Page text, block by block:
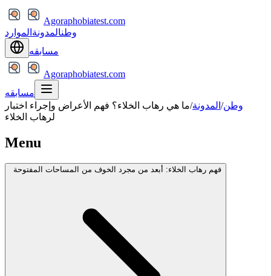
Agoraphobiatest.com
وطنالمدونة الموارد
مسابقه
Agoraphobiatest.com
مسابقه
وطن/ المدونة/ما هي رهاب الخلاء؟ فهم الأعراض وإجراء اختبار
لرهاب الخلاء
Menu
فهم رهاب الخلاء: أبعد من مجرد الخوف من المساحات المفتوحة